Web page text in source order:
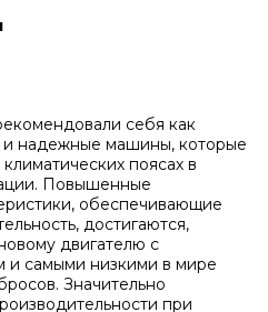
себя как
и надежные машины, которые
поясах в
Повышенные
обеспечивающие
достигаются,
двигателю с
и самыми низкими в мире
Значительно
при